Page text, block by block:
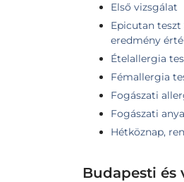
Első vizsgálat
Epicutan teszt
eredmény
Ételallergia
Fémallergia
Fogászati
Fogászati
Hétköznap,
Budapesti és